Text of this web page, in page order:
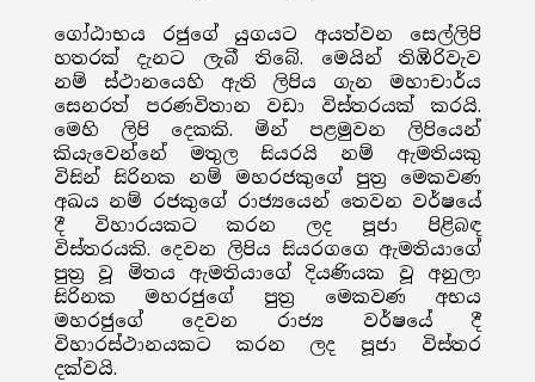
ගෝඨාභය රජුගේ යුගයට අයත්වන සෙල්ලිපි
හතරක් දැනට ලැබී තිබේ. මෙයින් තිඹිරිවැව
නම් ස්ථානයෙහි ඇති ලිපිය ගැන මහාචාර්ය
සෙනරත් පරණවිතාන වඩා විස්තරයක් කරයි.
මෙහි ලිපි දෙකකි. මින් පළමුවන ලිපියෙන්
කියැවෙන්නේ මතුල සියරයි නම් ඇමතියකු
විසින් සිරිනක නම් මහරජකුගේ පුත්‍ර මෙකවණ
අඛය නම් රජකුගේ රාජ්‍යයෙන් තෙවන වර්ෂයේ
දී විහාරයකට කරන ලද පූජා පිළිබඳ
විස්තරයකි. දෙවන ලිපිය සියරගගෙ ඇමතියාගේ
පුත්‍ර වූ මිතය ඇමතියාගේ දියණියක වූ අනුලා
සිරිනක මහරජුගේ පුත්‍ර මෙකවණ අභය
මහරජුගේ දෙවන රාජ්‍ය වර්ෂයේ දී
විහාරස්ථානයකට කරන ලද පූජා විස්තර
දක්වයි.